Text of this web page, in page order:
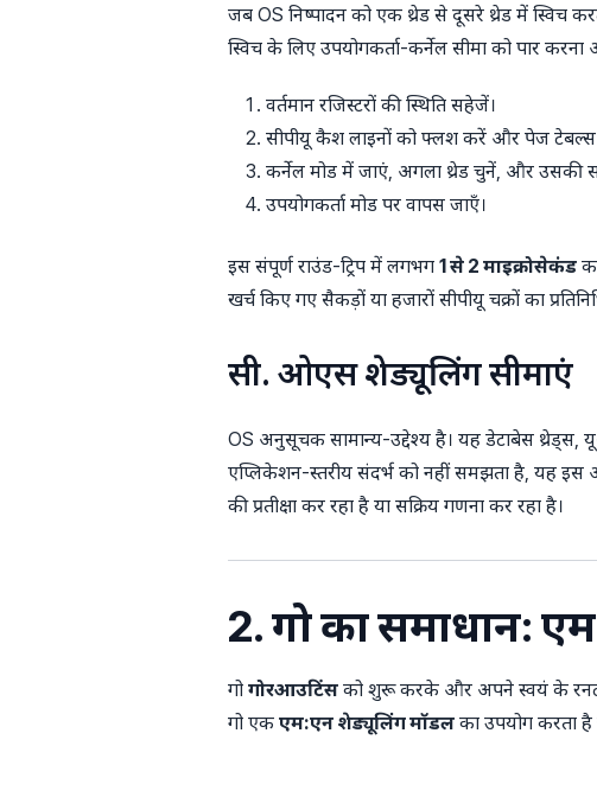
जब OS निष्पादन को एक थ्रेड से दूसरे थ्रेड में स्विच
स्विच के लिए उपयोगकर्ता-कर्नेल सीमा को पार
वर्तमान रजिस्टरों की स्थिति सहेजें।
सीपीयू कैश लाइनों को फ्लश करें और पेज
कर्नेल मोड में जाएं, अगला थ्रेड चुनें, और उसकी
उपयोगकर्ता मोड पर वापस जाएँ।
इस संपूर्ण राउंड-ट्रिप में लगभग 1 से 2 माइक्रोसेकंड
खर्च किए गए सैकड़ों या हजारों सीपीयू चक्रों का
सी. ओएस शेड्यूलिंग सीमाएं
OS अनुसूचक सामान्य-उद्देश्य है। यह डेटाबेस
एप्लिकेशन-स्तरीय संदर्भ को नहीं समझता है, यह
की प्रतीक्षा कर रहा है या सक्रिय गणना कर रहा है।
2. गो का समाधान:
गो गोरआउटिंस को शुरू करके और अपने स्वयं के
गो एक एम:एन शेड्यूलिंग मॉडल का उपयोग करता है